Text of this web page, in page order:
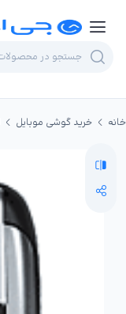
خانه خرید گوشی موبایل